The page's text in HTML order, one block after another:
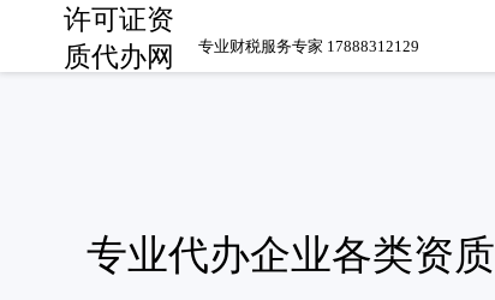
许可证资
质代办网
专业财税服务专家 17888312129
专业代办企业各类资质